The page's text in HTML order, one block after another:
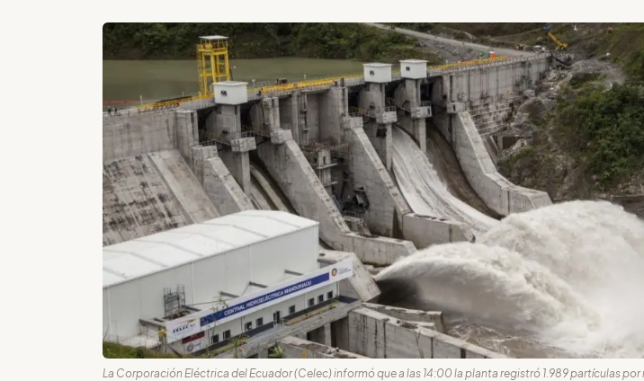
La Corporación Eléctrica del Ecuador (Celec) informó que a las 14:00 la planta registró 1.989 partículas por